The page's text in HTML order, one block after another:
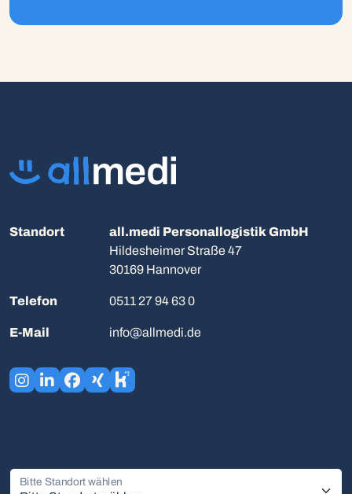
Standort
all.medi Personallogistik GmbH
Hildesheimer Straße 47
30169 Hannover
Telefon 0511 27 94 63 0
E-Mail info@allmedi.de
Bitte Standort wählen